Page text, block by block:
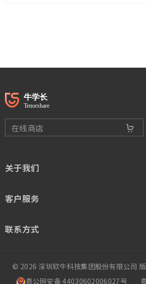
在线商店
关于我们
客户服务
联系方式
© 2026 深圳软牛科技集团股份有限公司
粤公网安备 44030602006027号